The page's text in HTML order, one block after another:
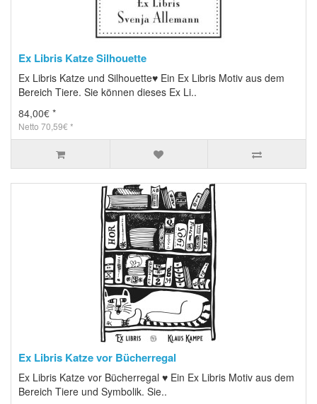
Ex Libris Katze Silhouette
Ex Libris Katze und Silhouette♥ Ein Ex Libris Motiv aus dem
Bereich Tiere. Sie können dieses Ex Li..
84,00€ *
Netto 70,59€ *
Ex Libris Katze vor Bücherregal
Ex Libris Katze vor Bücherregal ♥ Ein Ex Libris Motiv aus dem
Bereich Tiere und Symbolik. Sie..